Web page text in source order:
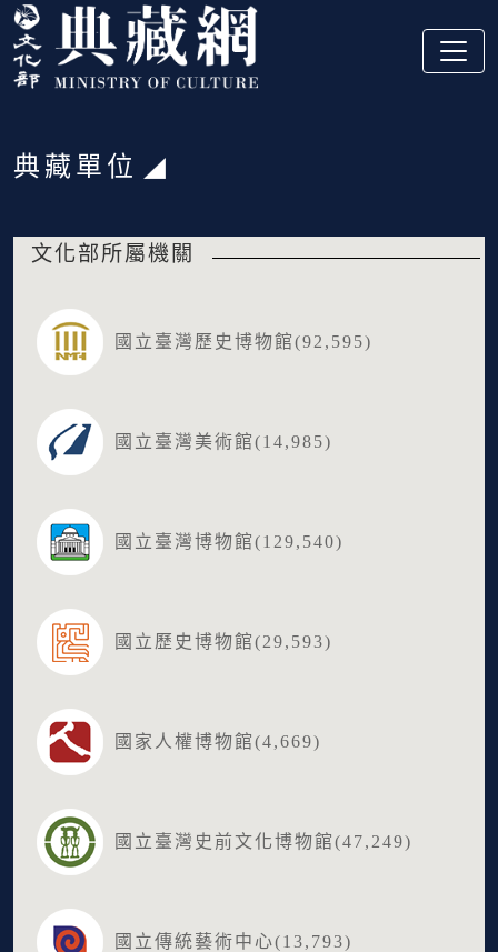
跳到主要內容
:::
:::
典藏單位
文化部所屬機關
國立臺灣歷史博物館(92,595)
國立臺灣美術館(14,985)
國立臺灣博物館(129,540)
國立歷史博物館(29,593)
國家人權博物館(4,669)
國立臺灣史前文化博物館(47,249)
國立傳統藝術中心(13,793)